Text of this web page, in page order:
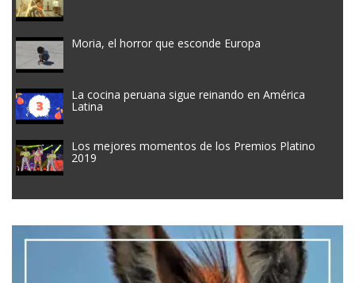
Moria, el horror que esconde Europa
La cocina peruana sigue reinando en América
Latina
Los mejores momentos de los Premios Platino
2019